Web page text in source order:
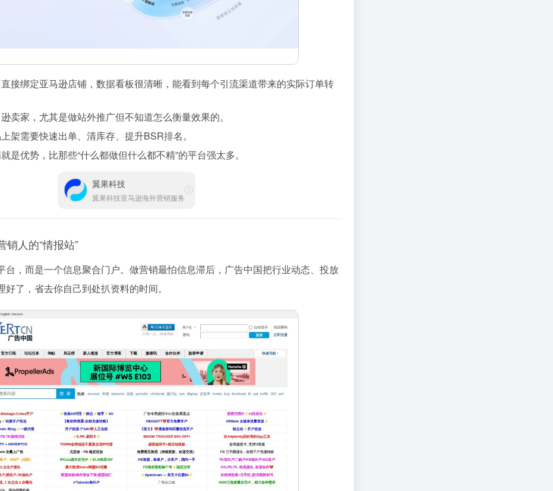
直接绑定亚马逊店铺，数据看板很清晰，能看到每个引流渠道带来的实际订单转
逊卖家，尤其是做站外推广但不知道怎么衡量效果的。
上架需要快速出单、清库存、提升BSR排名。
是优势，比那些“什么都做但什么都不精”的平台强太多。
翼果科技
翼果科技亚马逊海外营销服务
人的“情报站”
台，而是一个信息聚合门户。做营销最怕信息滞后，广告中国把行业动态、投放
了，省去你自己到处扒资料的时间。